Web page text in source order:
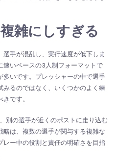
雑にしすぎる
手が混乱し、実行速度が低下しま
速いペースの3人制フォーマットで
多いです。プレッシャーの中で選手
るのではなく、いくつかのよく練
です。
別の選手が近くのポストに走り込む
略は、複数の選手が関与する複雑な
レー中の役割と責任の明確さを目指